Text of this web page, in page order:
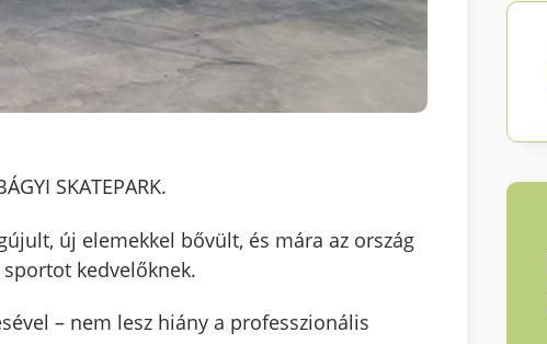
SKATEPARK.
új elemekkel bővült, és mára az ország
kedvelőknek.
– nem lesz hiány a professzionális